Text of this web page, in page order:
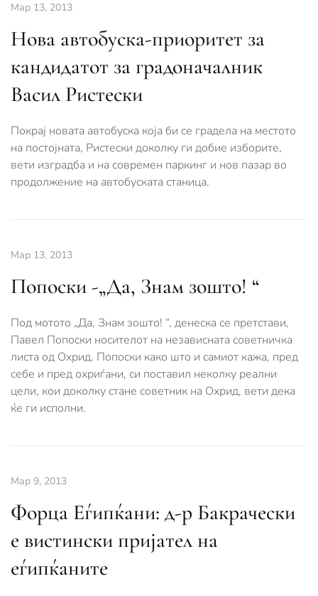
Мар 13, 2013
Нова автобуска-приоритет за
кандидатот за градоначалник
Васил Ристески
Покрај новата автобуска која би се градела на местото
на постојната, Ристески доколку ги добие изборите,
вети изградба и на современ паркинг и нов пазар во
продолжение на автобуската станица.
Мар 13, 2013
Попоски -„Да, Знам зошто! “
Под мотото „Да, Знам зошто! “, денеска се претстави,
Павел Попоски носителот на независната советничка
листа од Охрид. Попоски како што и самиот кажа, пред
себе и пред охриѓани, си поставил неколку реални
цели, кои доколку стане советник на Охрид, вети дека
ќе ги исполни.
Мар 9, 2013
Форца Еѓипќани: д-р Бакрачески
е вистински пријател на
еѓипќаните